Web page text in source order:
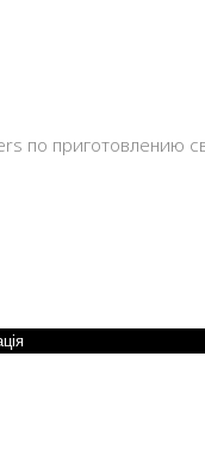
по приготовлению